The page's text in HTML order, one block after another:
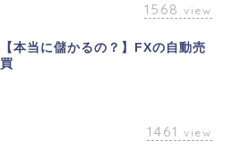
1568 view
【本当に儲かるの？】FXの自動売
買
1461 view